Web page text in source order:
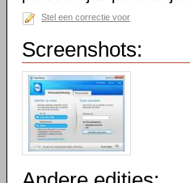
Stel een correctie voor
Screenshots: